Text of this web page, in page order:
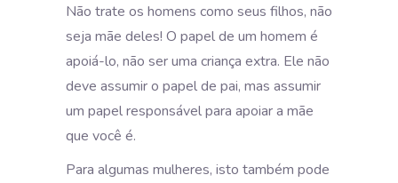
Não trate os homens como seus filhos, não
seja mãe deles! O papel de um homem é
apoiá-lo, não ser uma criança extra. Ele não
deve assumir o papel de pai, mas assumir
um papel responsável para apoiar a mãe
que você é.
Para algumas mulheres, isto também pode